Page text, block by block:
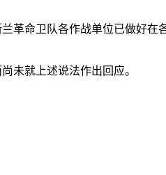
革命卫队各作战单位已做好在
未就上述说法作出回应。